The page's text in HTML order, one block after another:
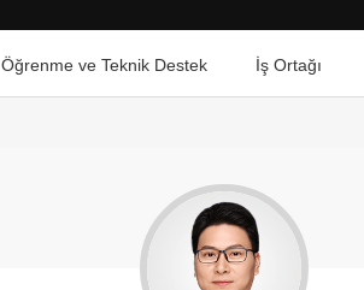
Öğrenme ve Teknik Destek İş Ortağı